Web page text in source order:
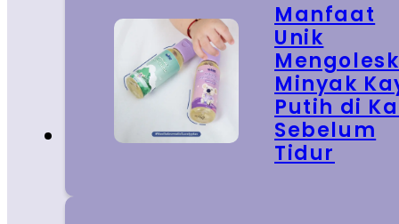
Manfaat
Unik
Minyak
Putih di
Sebelum
Tidur